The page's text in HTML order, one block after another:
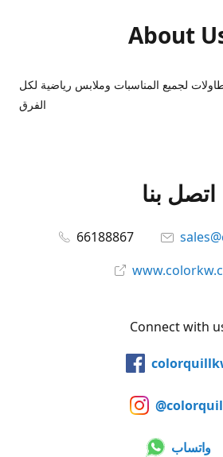
About
لجميع المناسبات وملابس رياضية لكل
الفرق
اتصل بنا
66188867
Connect with
واتساب